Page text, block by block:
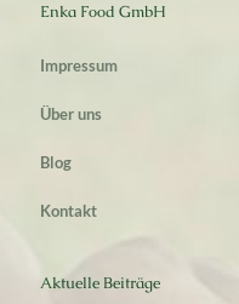
Enka Food GmbH
Impressum
Über uns
Blog
Kontakt
Aktuelle Beiträge